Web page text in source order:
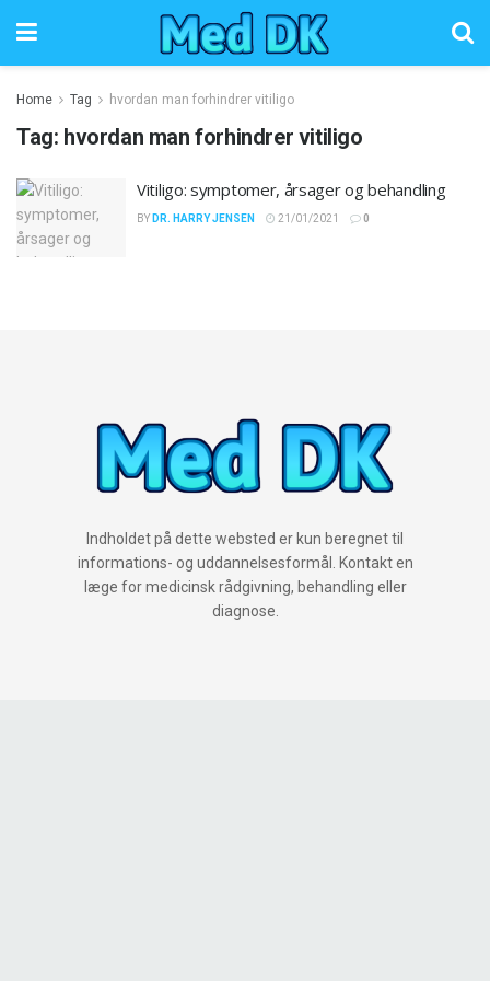
Home Tag hvordan man forhindrer vitiligo
Tag: hvordan man forhindrer vitiligo
Vitiligo: symptomer, årsager og behandling
BY DR. HARRY JENSEN 21/01/2021 0
Indholdet på dette websted er kun beregnet til
informations- og uddannelsesformål. Kontakt en
læge for medicinsk rådgivning, behandling eller
diagnose.